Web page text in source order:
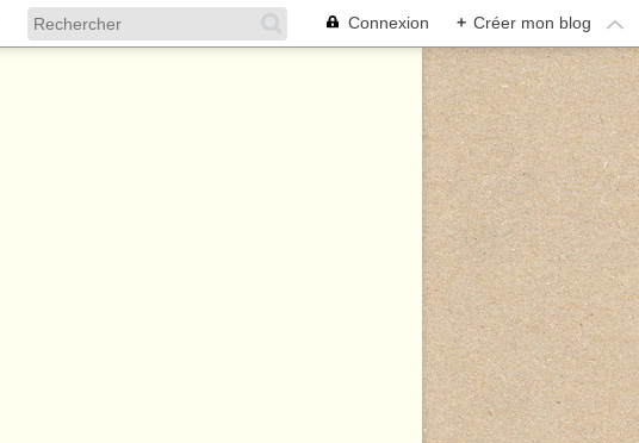
Connexion + Créer mon blog